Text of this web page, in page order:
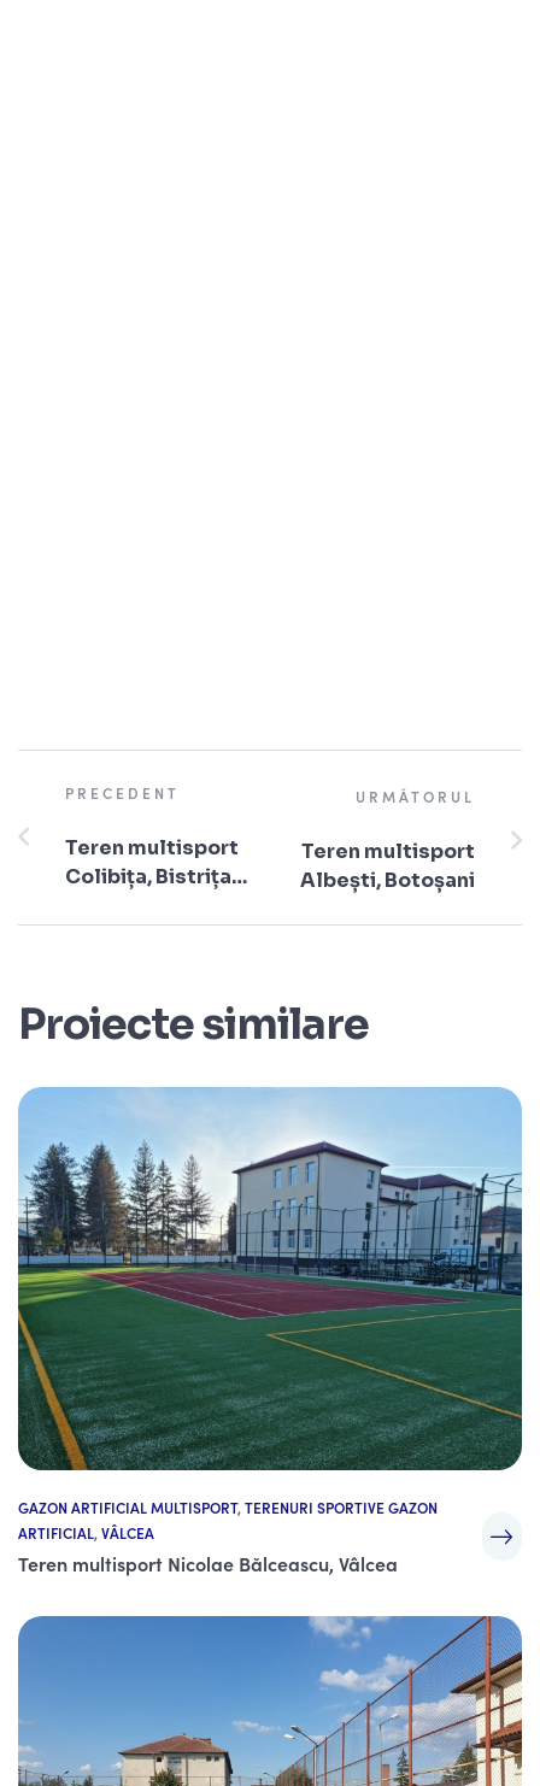
PRECEDENT
Teren multisport
Colibița, Bistrița
URMĂTORUL
Teren multisport
Albești, Botoșani
Proiecte similare
GAZON ARTIFICIAL MULTISPORT,TERENURI SPORTIVE GAZON
ARTIFICIAL,VÂLCEA
Teren multisport Nicolae Bălceascu, Vâlcea